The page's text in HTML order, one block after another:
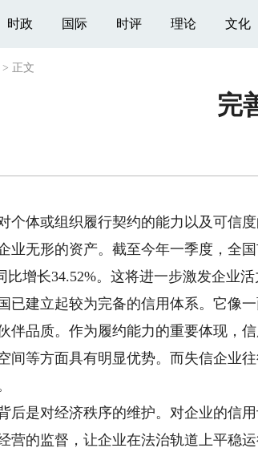
时政 国际 时评 理论 文化
> 正文
完
体或组织履行契约的能力以及可信度
业无形的资产。截至今年一季度，全
比增长34.52%。这将进一步激发企业活
建立起较为完备的信用体系。它像一
伴品质。作为履约能力的重要体现，
间等方面具有明显优势。而失信企业
是对经济秩序的维护。对企业的信用
营的监督，让企业在法治轨道上平稳